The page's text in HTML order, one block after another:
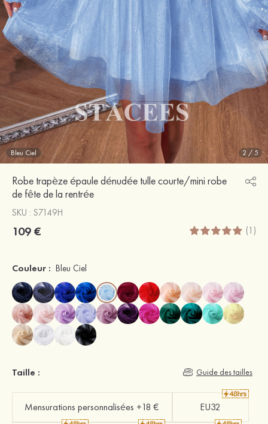
Bleu Ciel 2 /5
Robe trapèze épaule dénudée tulle courte/mini robe
de fête de la rentrée
SKU : S7149H
109 € (1)
Couleur : Bleu Ciel
Taille : Guide des tailles
Mensurations personnalisées +18 € EU32